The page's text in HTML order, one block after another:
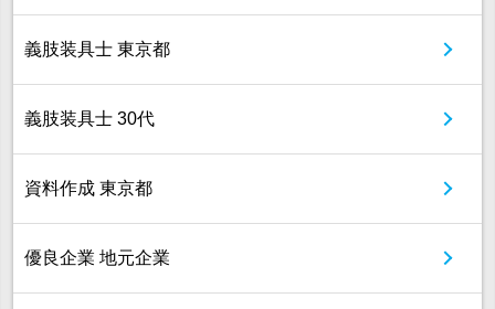
義肢装具士 東京都
義肢装具士 30代
資料作成 東京都
優良企業 地元企業